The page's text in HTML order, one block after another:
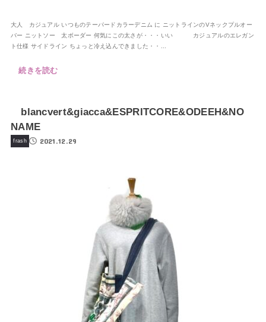
大人 カジュアル いつものテーパードカラーデニム に ニットラインのVネックプルオー
バー ニットソー 太ボーダー 何気にこの太さが・・・いい カジュアルのエレガン
ト仕様 サイドライン ちょっと冷え込んできました・・...
続きを読む
blancvert&giacca&ESPRITCORE&ODEEH&NO
NAME
frash 2021.12.29